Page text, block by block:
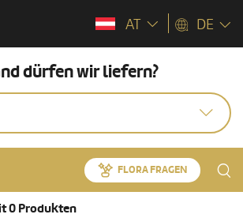
AT DE
dürfen wir liefern?
FLORA FRAGEN
0 Produkten